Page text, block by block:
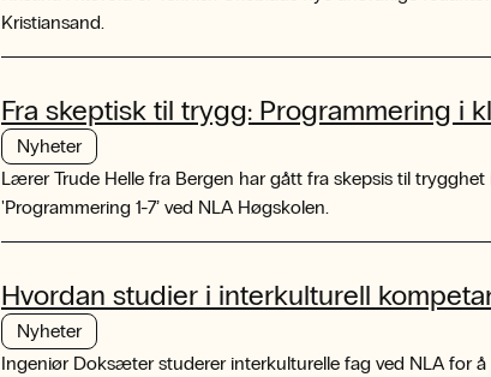
Kristiansand.
Fra skeptisk til trygg: Programmering i
Nyheter
Lærer Trude Helle fra Bergen har gått fra skepsis til
'Programmering 1-7’ ved NLA Høgskolen.
Hvordan studier i interkulturell
Nyheter
Ingeniør Doksæter studerer interkulturelle fag ved NLA for